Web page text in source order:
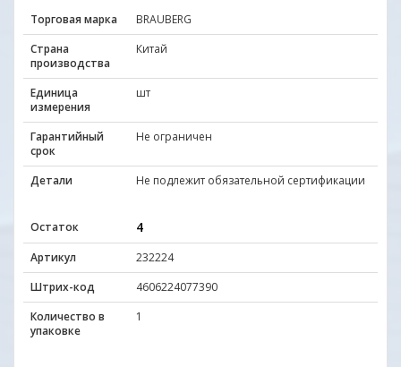
Торговая марка
BRAUBERG
Страна
производства
Китай
Единица
измерения
шт
Гарантийный
срок
Не ограничен
Детали Не подлежит обязательной сертификации
Остаток 4
Артикул
232224
Штрих-код
4606224077390
Количество в
упаковке
1